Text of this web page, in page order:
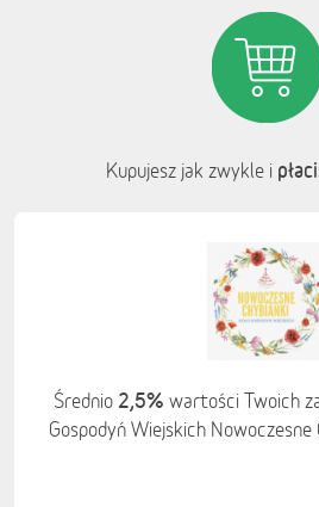
Kupujesz jak zwykle i
Średnio 2,5% wartości Twoich
Gospodyń Wiejskich